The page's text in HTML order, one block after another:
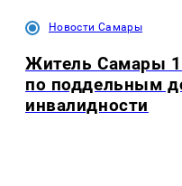
Новости Самары
Житель Самары
по поддельным
инвалидности